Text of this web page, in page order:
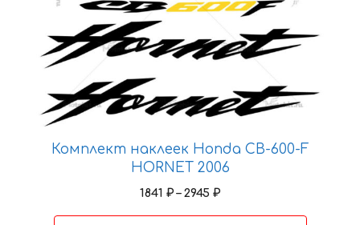
Комплект наклеек Honda CB-600-F
HORNET 2006
1841 ₽ – 2945 ₽Диапазон
странице
товара.